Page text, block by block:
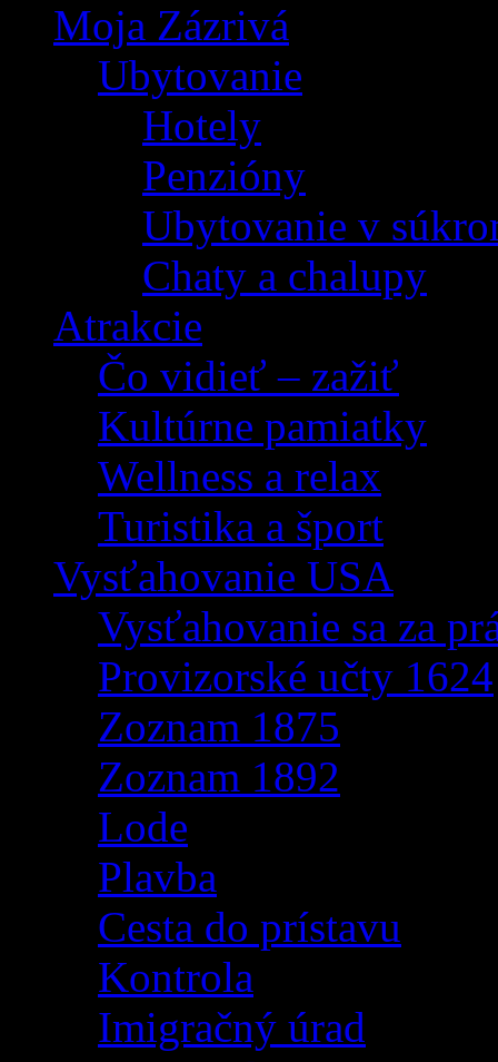
Moja Zázrivá
Ubytovanie
Hotely
Penzióny
Ubytovanie v
Chaty a chalupy
Atrakcie
Čo vidieť – zažiť
Kultúrne pamiatky
Wellness a relax
Turistika a šport
Vysťahovanie USA
Vysťahovanie sa za
Provizorské učty 1624
Zoznam 1875
Zoznam 1892
Lode
Plavba
Cesta do prístavu
Kontrola
Imigračný úrad